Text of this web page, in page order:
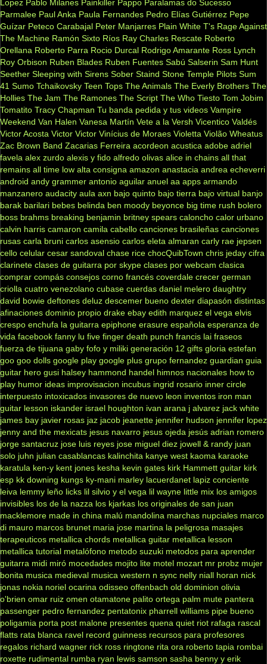
Lopez Pablo Milanes Painkiller Pappo Paralamas do Sucesso
Parmalee Paul Anka Paula Fernandes Pedro Elías Gutiérrez Pepe
Guízar Peteco Carabajal Peter Manjarres Plain White T's Rage Against
The Machine Ramón Sixto Ríos Ray Charles Rescate Roberto
Orellana Roberto Parra Rocio Durcal Rodrigo Amarante Ross Lynch
Roy Orbison Ruben Blades Ruben Fuentes Sabú Salserin Sam Hunt
Seether Sleeping with Sirens Sober Staind Stone Temple Pilots Sum
41 Sumo Tchaikovsky Teen Tops The Animals The Everly Brothers The
Hollies The Jam The Ramones The Script The Who Tiesto Tom Jobim
Tomatito Tracy Chapman Tu banda pedida y tus videos Vampire
Weekend Van Halen Vanesa Martín Vete a la Versh Vicentico Valdés
Victor Acosta Victor Victor Vinícius de Moraes Violetta Violão Wheatus
Zac Brown Band Zacarias Ferreira acordeon acustica adobe adriel
favela alex zurdo alexis y fido alfredo olivas alice in chains all that
remains all time low alta consigna amazon anastacia andrea echeverri
android andy grammer antonio aguilar anuel aa apps armando
manzanero audacity aula axn bajo quinto bajo tierra bajo virtual banjo
barak barilari bebes belinda ben moody beyonce big time rush bolero
boss brahms breaking benjamin britney spears caloncho calor urbano
calvin harris camaron camila cabello canciones brasileñas canciones
rusas carla bruni carlos asensio carlos eleta almaran carly rae jepsen
cello celular cesar sandoval chase rice chocQuibTown chris jeday cifra
clarinete clases de guitarra por skype clases por webcam clasica
comprar compás consejos corno francés coverdale crecer german
criolla cuatro venezolano cubase cuerdas daniel melero daughtry
david bowie deftones deluz descemer bueno dexter diapasón distintas
afinaciones dominio propio drake ebay edith marquez el vega elvis
crespo enchufa la guitarra epiphone erasure española esperanza de
vida facebook fanny lu five finger death punch francis lai fraseos
fuerza de tijuana gaby fofo y miliki generación 12 gifts gloria estefan
goo goo dolls google play google plus grupo fernandez guardian guia
guitar hero gusi halsey hammond handel himnos nacionales how to
play humor ideas improvisacion incubus ingrid rosario inner circle
interpuesto intoxicados invasores de nuevo leon inventos iron man
guitar lesson iskander israel houghton ivan arana j alvarez jack white
james bay javier rosas jaz jacob jeanette jennifer hudson jennifer lopez
jenny and the mexicats jesus navarro jesus ojeda jesús adrian romero
jorge santacruz jose luis reyes jose miguel diez jowell & randy juan
solo juhn julian casablancas kalinchita kanye west kaoma karaoke
karatula ken-y kent jones kesha kevin gates kirk Hammett guitar kirk
esp kk downing kungs ky-mani marley lacuerdanet lapiz conciente
leiva lemmy leño licks lil silvio y el vega lil wayne little mix los amigos
invisibles los de la nazza los kjarkas los originales de san juan
macklemore made in china malú mandolina marchas nupciales marco
di mauro marcos brunet maria jose martina la peligrosa masajes
terapeuticos metallica chords metallica guitar metallica lesson
metallica tutorial metalófono metodo suzuki metodos para aprender
guitarra midi miró mocedades mojito lite motel mozart mr probz mujer
bonita musica medieval musica western n sync nelly niall horan nick
jonas nokia noriel ocarina odisseo offenbach old dominion olivia
o'brien omar ruiz omen otamatone palito ortega palm mute pantera
passenger pedro fernandez pentatonix pharrell williams pipe bueno
poligamia porta post malone presentes quena quiet riot rafaga rascal
flatts rata blanca ravel record guinness recursos para profesores
regalos richard wagner rick ross ringtone rita ora roberto tapia rombai
roxette rudimental rumba ryan lewis samson sasha benny y erik